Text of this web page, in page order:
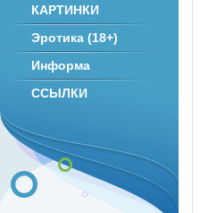
КАРТИНКИ
Эротика (18+)
Информа
ССЫЛКИ